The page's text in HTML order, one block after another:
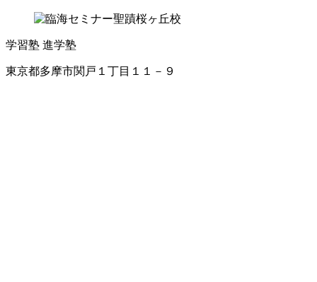
学習塾 進学塾
東京都多摩市関戸１丁目１１－９